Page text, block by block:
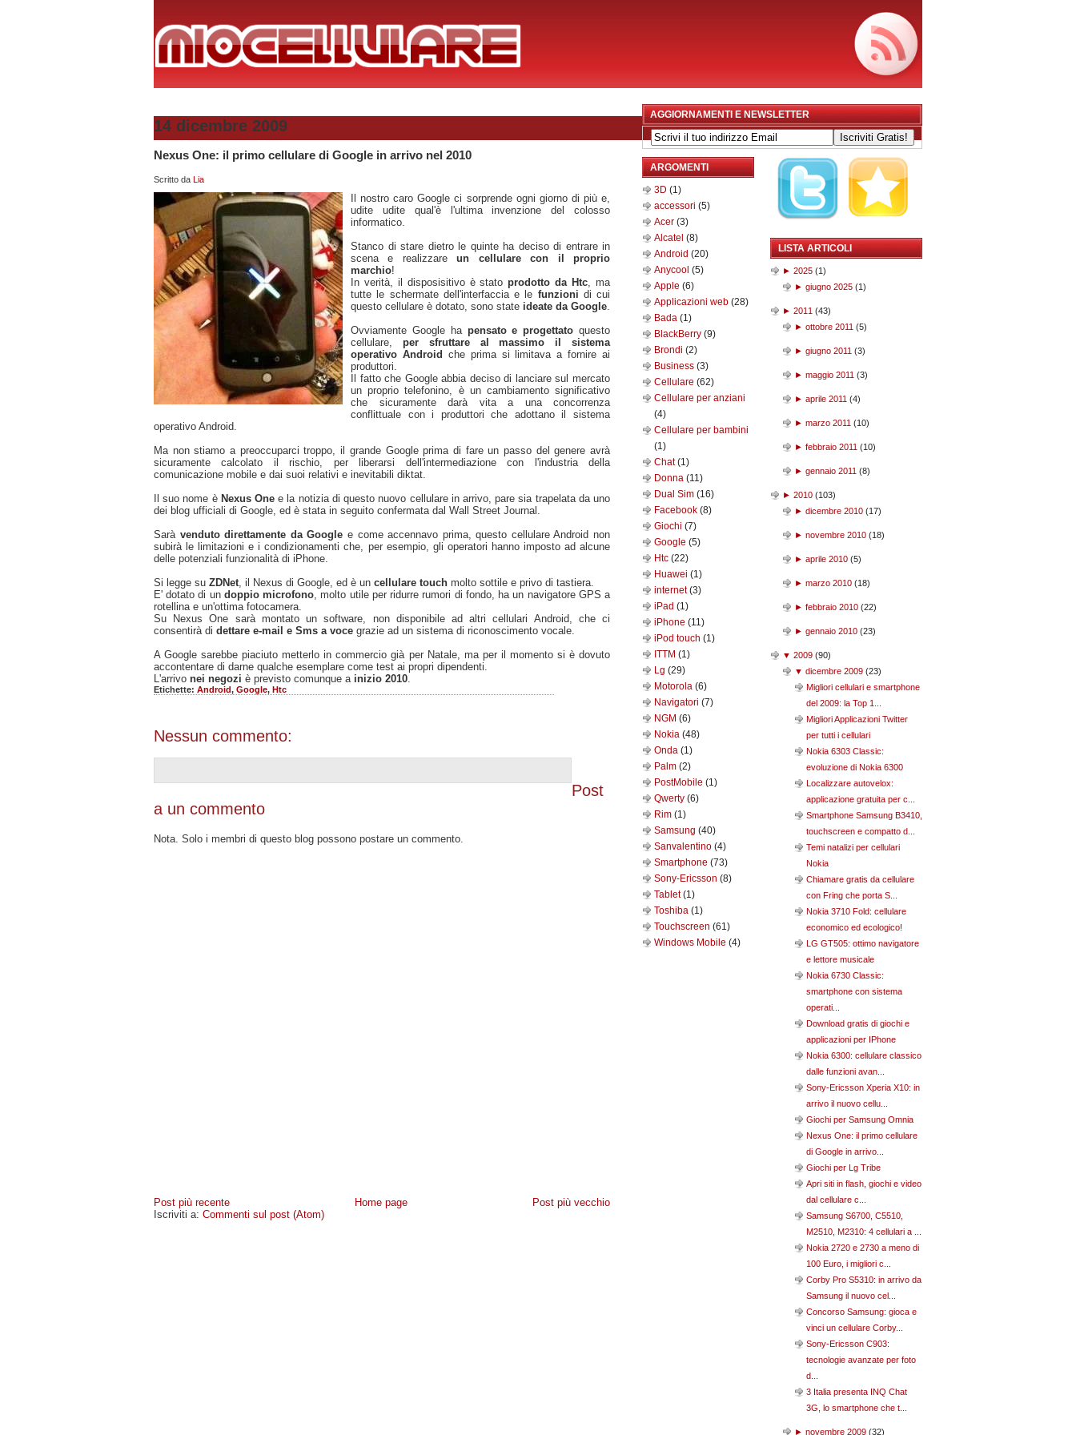
14 dicembre 2009
Nexus One: il primo cellulare di Google in arrivo nel 2010
Scritto da Lia
Il nostro caro Google ci sorprende ogni giorno di più e,
udite udite qual'è l'ultima invenzione del colosso
informatico.
Stanco di stare dietro le quinte ha deciso di entrare in
scena e realizzareun cellulare con il proprio
marchio!
In verità, il disposisitivo è statoprodotto da Htc , ma
tutte le schermate dell'interfaccia e le funzioni di cui
questo cellulare è dotato, sono state ideate da Google
Ovviamente Google ha pensato e progettato questo
cellulare,
per sfruttare al massimo il sistema
operativo Android che prima si limitava a fornire ai
produttori.
Il fatto che Google abbia deciso di lanciare sul mercato
un proprio telefonino, è un cambiamento significativo
che sicuramente darà vita a una concorrenza
conflittuale con i produttori che adottano il sistema
operativo Android.
Ma non stiamo a preoccuparci troppo, il grande Google prima di fare un passo del genere avrà
sicuramente calcolato il rischio, per liberarsi dell'intermediazione con l'industria della
comunicazione mobile e dai suoi relativi e inevitabili diktat.
Il suo nome è Nexus Onee la notizia di questo nuovo cellulare in arrivo, pare sia trapelata da uno
dei blog ufficiali di Google, ed è stata in seguito confermata dal Wall Street Journal.
Sarà venduto direttamente da Google e come accennavo prima, questo cellulare Android non
subirà le limitazioni e i condizionamenti che, per esempio, gli operatori hanno imposto ad alcune
delle potenziali funzionalità di iPhone.
Si legge su ZDNet , il Nexus di Google, ed è un cellulare touch molto sottile e privo di tastiera.
E' dotato di un doppio microfono , molto utile per ridurre rumori di fondo, ha un navigatore GPS a
rotellina e un'ottima fotocamera.
Su Nexus One sarà montato un software, non disponibile ad altri cellulari Android, che ci
consentirà di dettare e-mail e Sms a voce grazie ad un sistema di riconoscimento vocale.
A Google sarebbe piaciuto metterlo in commercio già per Natale, ma per il momento si è dovuto
accontentare di darne qualche esemplare come test ai propri dipendenti.
L'arrivo nei negozi è previsto comunque a inizio 2010
Etichette: Android, Google, Htc
Nessun commento:
Post
a un commento
Nota. Solo i membri di questo blog possono postare un commento.
Post più recente Post più vecchio
Home page
Iscriviti a: Commenti sul post (Atom)
AGGIORNAMENTI E NEWSLETTER
ARGOMENTI
3D (1)
accessori (5)
Acer (3)
Alcatel (8)
Android (20)
Anycool (5)
Apple (6)
Applicazioni web (28)
Bada (1)
BlackBerry (9)
Brondi (2)
Business (3)
Cellulare (62)
Cellulare per anziani
(4)
Cellulare per bambini
(1)
Chat(1)
Donna (11)
Dual Sim (16)
Facebook (8)
Giochi (7)
Google (5)
Htc (22)
Huawei (1)
internet(3)
iPad (1)
iPhone (11)
iPod touch (1)
ITTM (1)
Lg (29)
Motorola (6)
Navigatori (7)
NGM (6)
Nokia (48)
Onda (1)
Palm (2)
PostMobile (1)
Qwerty (6)
Rim (1)
Samsung (40)
Sanvalentino (4)
Smartphone (73)
Sony-Ericsson (8)
Tablet(1)
Toshiba (1)
Touchscreen (61)
Windows Mobile (4)
LISTA ARTICOLI
► 2025 (1)
► giugno 2025 (1)
► 2011 (43)
► ottobre 2011 (5)
► giugno 2011 (3)
► maggio 2011 (3)
► aprile 2011 (4)
► marzo 2011 (10)
► febbraio 2011 (10)
► gennaio 2011 (8)
► 2010 (103)
► dicembre 2010 (17)
► novembre 2010 (18)
► aprile 2010 (5)
► marzo 2010 (18)
► febbraio 2010 (22)
► gennaio 2010 (23)
▼ 2009 (90)
▼ dicembre 2009 (23)
Migliori cellulari e smartphone
del 2009: la Top 1...
Migliori Applicazioni Twitter
per tutti i cellulari
Nokia 6303 Classic:
evoluzione di Nokia 6300
Localizzare autovelox:
applicazione gratuita per c...
Smartphone Samsung B3410,
touchscreen e compatto d...
Temi natalizi per cellulari
Nokia
Chiamare gratis da cellulare
con Fring che porta S...
Nokia 3710 Fold: cellulare
economico ed ecologico!
LG GT505: ottimo navigatore
e lettore musicale
Nokia 6730 Classic:
smartphone con sistema
operati...
Download gratis di giochi e
applicazioni per IPhone
Nokia 6300: cellulare classico
dalle funzioni avan...
Sony-Ericsson Xperia X10: in
arrivo il nuovo cellu...
Giochi per Samsung Omnia
Nexus One: il primo cellulare
di Google in arrivo...
Giochi per Lg Tribe
Apri siti in flash, giochi e video
dal cellulare c...
Samsung S6700, C5510,
M2510, M2310: 4 cellulari a ...
Nokia 2720 e 2730 a meno di
100 Euro, i migliori c...
Corby Pro S5310: in arrivo da
Samsung il nuovo cel...
Concorso Samsung: gioca e
vinci un cellulare Corby...
Sony-Ericsson C903:
tecnologie avanzate per foto
d...
3 Italia presenta INQ Chat
3G, lo smartphone che t...
► novembre 2009 (32)